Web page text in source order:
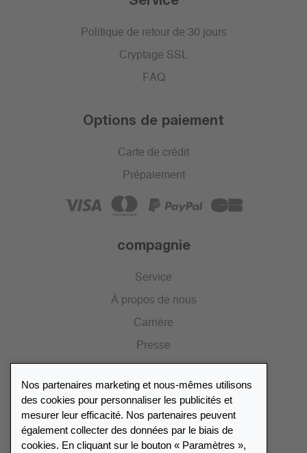
Politique de retour de 30 jours
Cryptage SSL
FAQ
Options de paiement
Carte de crédit
Prépaiement
compagnie
Service
À propos de nous
Carrière
Presse
Portail des revendeurs
Répertoire des revendeurs
Nos partenaires marketing et nous-mêmes utilisons
des cookies pour personnaliser les publicités et
mesurer leur efficacité. Nos partenaires peuvent
également collecter des données par le biais de
cookies. En cliquant sur le bouton « Paramètres »,